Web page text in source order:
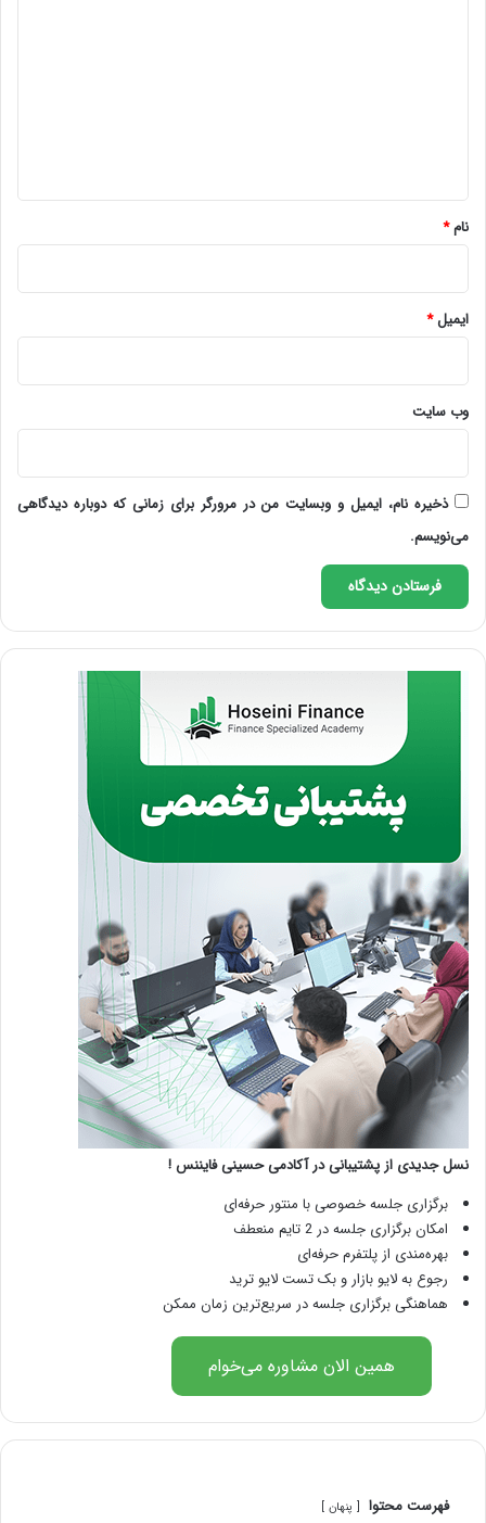
نام*
ایمیل*
وب‌ سایت
ذخیره نام، ایمیل و وبسایت من در مرورگر برای زمانی که دوباره دیدگاهی
می‌نویسم.
نسل جدیدی از پشتیبانی در آکادمی حسینی فایننس !
برگزاری جلسه خصوصی با منتور حرفه‌ای
امکان برگزاری جلسه در 2 تایم منعطف
بهره‌مندی از پلتفرم حرفه‌ای
رجوع به لایو بازار و بک تست لایو ترید
هماهنگی برگزاری جلسه در سریع‌ترین زمان ممکن
همین الان مشاوره می‌خوام
فهرست محتوا پنهان